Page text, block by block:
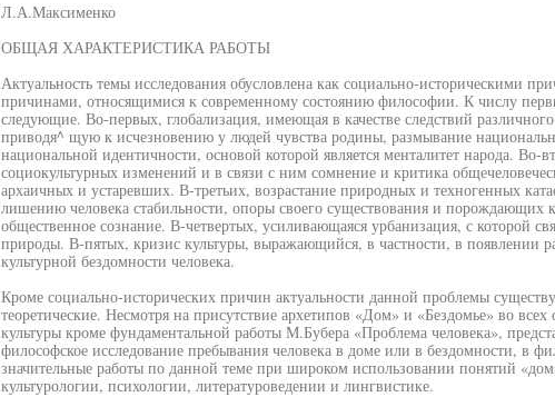
Л.А.Максименко
ОБЩАЯ ХАРАКТЕРИСТИКА РАБОТЫ
Актуальность темы исследования обусловлена как социально-историческими
причинами, относящимися к современному состоянию философии. К числу
следующие. Во-первых, глобализация, имеющая в качестве следствий
приводя^ щую к исчезновению у людей чувства родины, размывание
национальной идентичности, основой которой является менталитет народа. Во-
социокультурных изменений и в связи с ним сомнение и критика
архаичных и устаревших. В-третьих, возрастание природных и техногенных
лишению человека стабильности, опоры своего существования и порождающих
общественное сознание. В-четвертых, усиливающаяся урбанизация, с которой
природы. В-пятых, кризис культуры, выражающийся, в частности, в появлении
культурной бездомности человека.
Кроме социально-исторических причин актуальности данной проблемы
теоретические. Несмотря на присутствие архетипов «Дом» и «Бездомье» во всех
культуры кроме фундаментальной работы М.Бубера «Проблема человека»,
философское исследование пребывания человека в доме или в бездомности, в
значительные работы по данной теме при широком использовании понятий
культурологии, психологии, литературоведении и лингвистике.